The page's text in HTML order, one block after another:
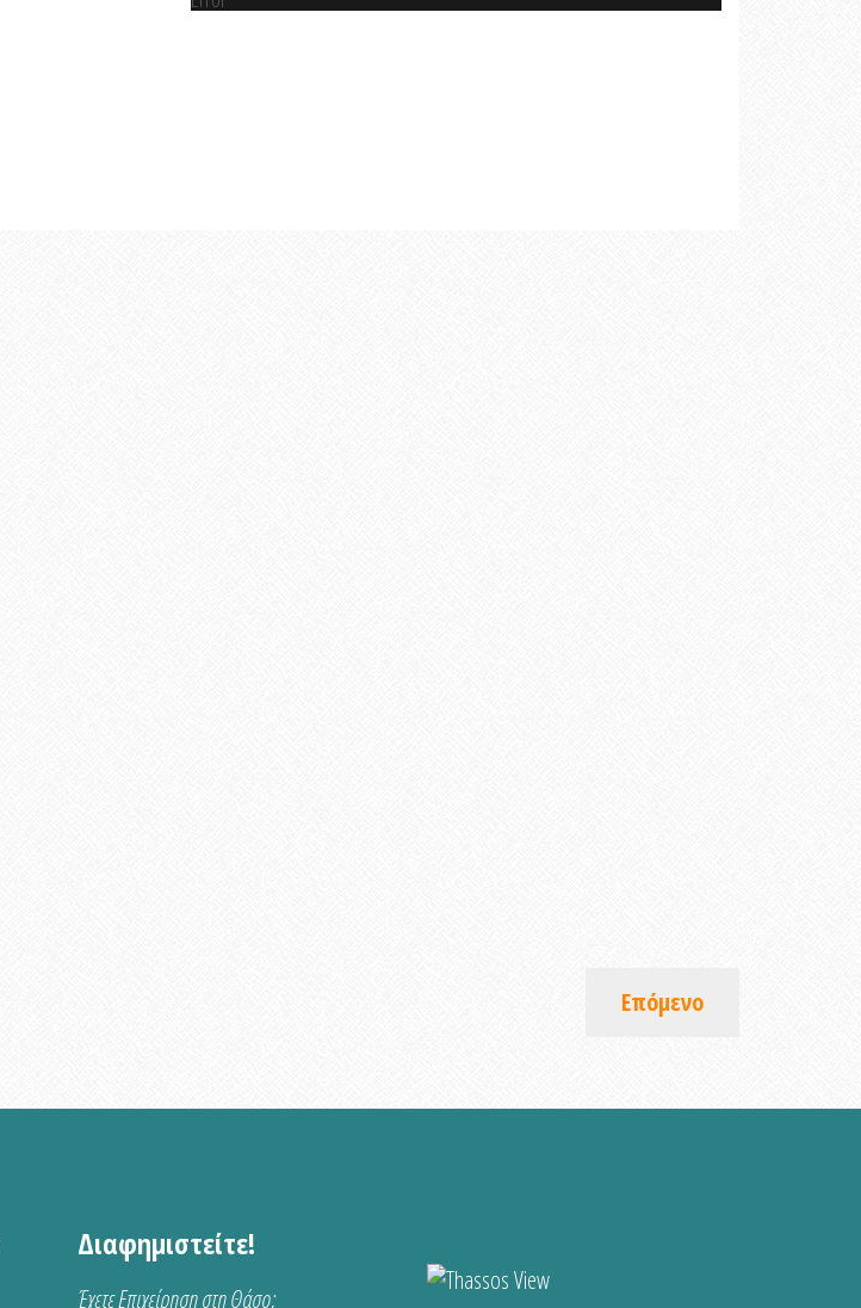
Επόμενο
Διαφημιστείτε!
Έχετε Επιχείρηση στη Θάσο;